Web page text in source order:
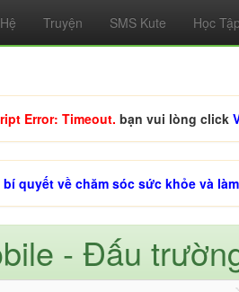
Truyện SMS Kute Học Tập
Error: Timeout. bạn vui lòng click
bí quyết về chăm sóc sức khỏe và
- Đấu